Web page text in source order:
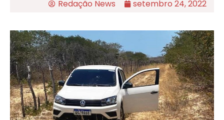
Redação News setembro 24, 2022